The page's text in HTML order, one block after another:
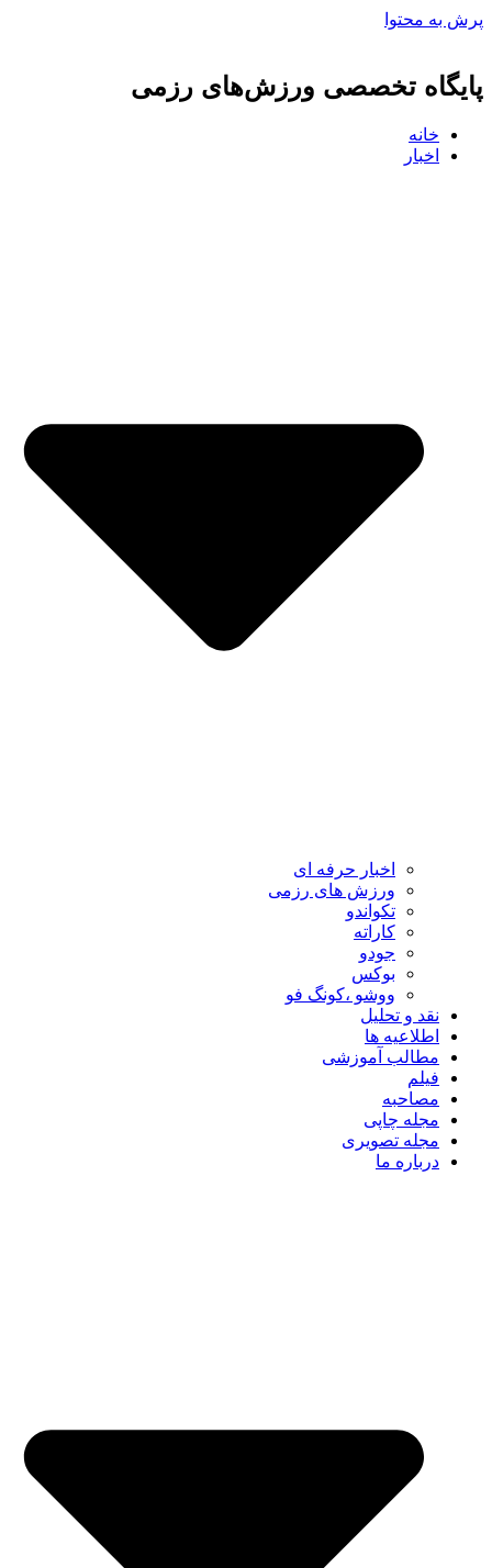
پرش به محتوا
پایگاه تخصصی ورزش‌های رزمی
خانه
اخبار
اخبار حرفه ای
ورزش های رزمی
تکواندو
کاراته
جودو
بوکس
ووشو ،کونگ فو
نقد و تحلیل
اطلاعیه ها
مطالب آموزشی
فیلم
مصاحبه
مجله چاپی
مجله تصویری
درباره ما